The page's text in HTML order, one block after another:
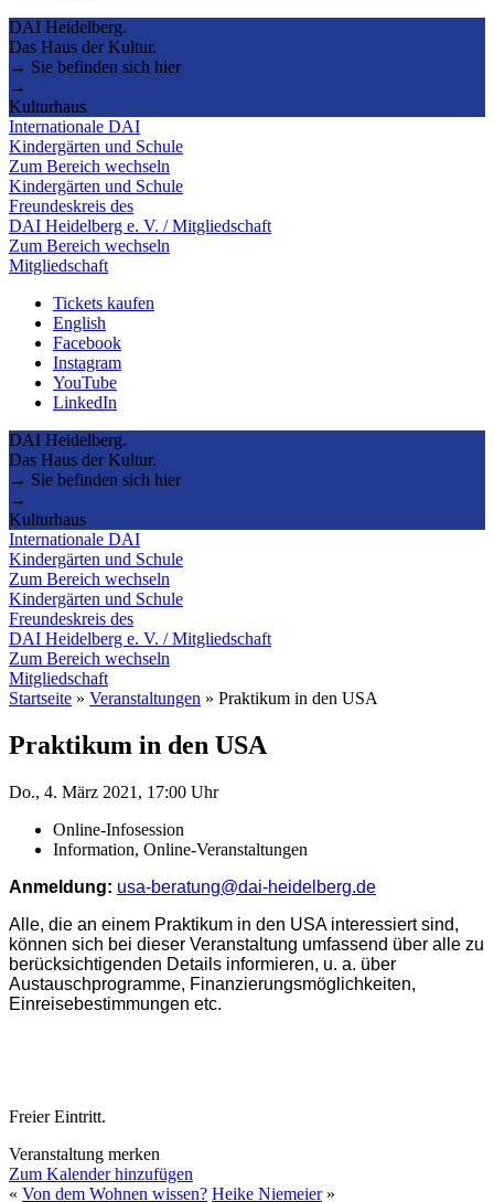
DAI Heidelberg.
Das Haus der Kultur.
→ Sie befinden sich hier
→
Kulturhaus
Internationale DAI
Kindergärten und Schule
Zum Bereich wechseln
Kindergärten und Schule
Freundeskreis des
DAI Heidelberg e. V. / Mitgliedschaft
Zum Bereich wechseln
Mitgliedschaft
Tickets kaufen
English
Facebook
Instagram
YouTube
LinkedIn
DAI Heidelberg.
Das Haus der Kultur.
→ Sie befinden sich hier
→
Kulturhaus
Internationale DAI
Kindergärten und Schule
Zum Bereich wechseln
Kindergärten und Schule
Freundeskreis des
DAI Heidelberg e. V. / Mitgliedschaft
Zum Bereich wechseln
Mitgliedschaft
Startseite » Veranstaltungen » Praktikum in den USA
Praktikum in den USA
Do., 4. März 2021, 17:00 Uhr
Online-Infosession
Information, Online-Veranstaltungen
Anmeldung: usa-beratung@dai-heidelberg.de
Alle, die an einem Praktikum in den USA interessiert sind,
können sich bei dieser Veranstaltung umfassend über alle zu
berücksichtigenden Details informieren, u. a. über
Austauschprogramme, Finanzierungsmöglichkeiten,
Einreisebestimmungen etc.
Freier Eintritt.
Veranstaltung merken
Zum Kalender hinzufügen
« Von dem Wohnen wissen? Heike Niemeier»